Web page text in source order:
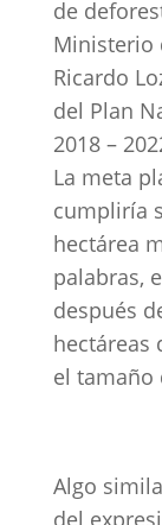
de
Ministerio
Ricardo
del Plan
2018 –
La meta
cumpliría
hectárea
palabras,
después
hectáreas
el tamaño
Algo
del